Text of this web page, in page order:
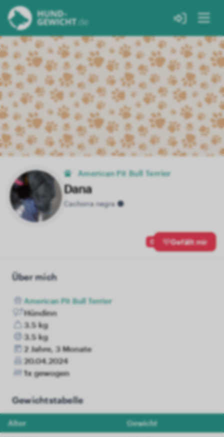
American Pit Bull Terrier
Dana
Cachorra negra 🌑
0 Gefällt mir
Über mich
American Pit Bull Terrier
Hündinn
3.5 kg
3.5 kg
2 Jahre, 3 Monate
20.04.2024
1x gewogen
Gewichtstabelle
Alter Gewicht